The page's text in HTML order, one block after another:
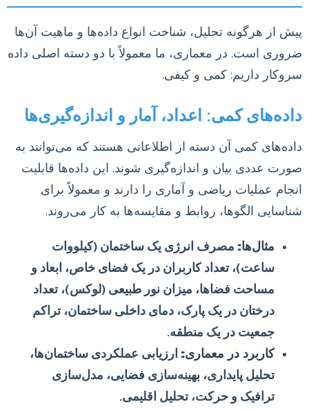
پیش از هرگونه تحلیل، شناخت انواع داده‌ها و ماهیت آن‌ها
ضروری است. در معماری، ما معمولاً با دو دسته اصلی داده
سروکار داریم: کمی و کیفی.
داده‌های کمی: اعداد، آمار و اندازه‌گیری‌ها
داده‌های کمی آن دسته از اطلاعاتی هستند که می‌توانند به
صورت عددی بیان و اندازه‌گیری شوند. این داده‌ها قابلیت
انجام عملیات ریاضی و آماری را دارند و معمولاً برای
شناسایی الگوها، روابط و مقایسه‌ها به کار می‌روند.
مثال‌ها: مصرف انرژی یک ساختمان (کیلووات
ساعت)، تعداد کاربران در یک فضای خاص، ابعاد و
مساحت فضاها، میزان نور طبیعی (لوکس)، تعداد
درختان در یک پارک، دمای داخلی ساختمان، تراکم
جمعیت در یک منطقه.
کاربرد در معماری: ارزیابی عملکردی ساختمان‌ها،
تحلیل پایداری، بهینه‌سازی فضایی، مدل‌سازی
ترافیک و حرکت، تحلیل اقلیمی.